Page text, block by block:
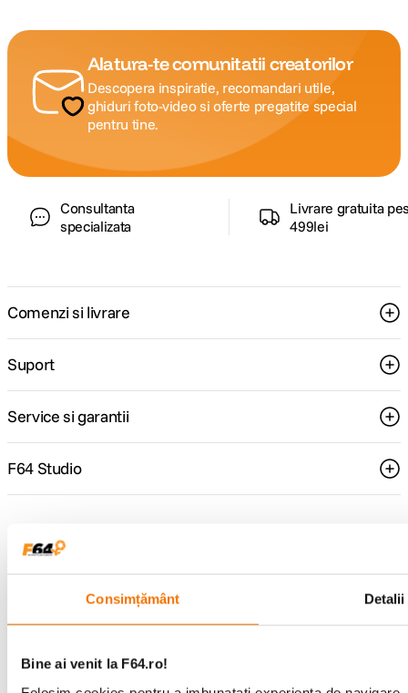
Consimțământ Detalii
Bine ai venit la F64.ro!
Alatura-te comunitatii creatorilor
Descopera inspiratie, recomandari utile,
ghiduri foto-video si oferte pregatite special
pentru tine.
Consultanta
specializata
Livrare gratuita
499lei
Comenzi si livrare
Suport
Service si garantii
F64 Studio